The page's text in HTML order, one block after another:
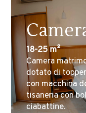
18-25 m²
Camera
dotato di topper
con macchina
tisaneria con
ciabattine.